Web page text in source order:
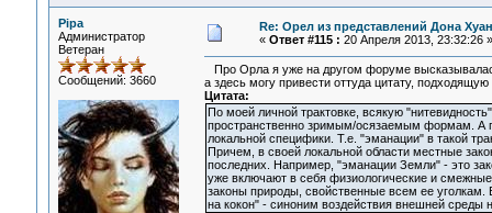
Pipa
Администратор
Ветеран
Сообщений: 3660
Re: Орел из представлений Дона
« Ответ #115 : 20 Апреля 2013, 23:32:26 »
Про Орла я уже на другом форуме
а здесь могу привести оттуда цитату,
Цитата:
По моей личной трактовке, всякую
пространственно зримым/осязаемым формам. А
локальной специфики. Т.е. "эманации" в такой
Причем, в своей локальной области местные
последних. Например, "эманации Земли" - это
уже включают в себя физиологические и
законы природы, свойственные всем ее
на кокон" - синоним воздействия внешней среды